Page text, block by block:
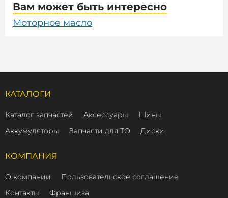
Вам может быть интересно
Моторное масло
КАТАЛОГИ
Каталог запчастей Аксессуары
Шины
Аккумуляторы
Запчасти для ТО Диски
КОМПАНИЯ
О компании
Пользовательское соглашение
Контакты
Франшиза